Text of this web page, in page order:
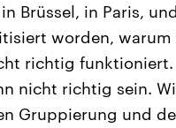
Brüssel, in Paris,
worden, warum
richtig funktioniert.
nicht richtig sein.
Gruppierung und